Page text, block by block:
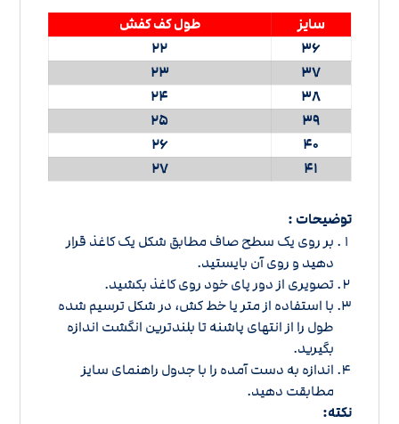
سایز
طول کف کفش
36
22
37
23
38
24
39
25
40
26
41
27
توضیحات :
بر روی یک سطح صاف مطابق شکل یک کاغذ قرار
دهید و روی آن بایستید.
تصویری از دور پای خود روی کاغذ بکشید.
با استفاده از متر یا خط کش، در شکل ترسیم شده
طول را از انتهای پاشنه تا بلندترین انگشت اندازه
بگیرید.
اندازه به دست آمده را باجدول راهنمای سایز
مطابقت دهید.
نکته: